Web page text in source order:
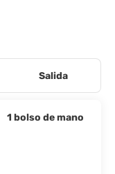
Salida
1 bolso de mano